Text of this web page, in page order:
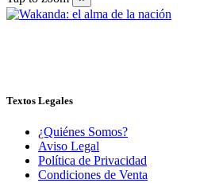
Textos Legales
¿Quiénes Somos?
Aviso Legal
Política de Privacidad
Condiciones de Venta